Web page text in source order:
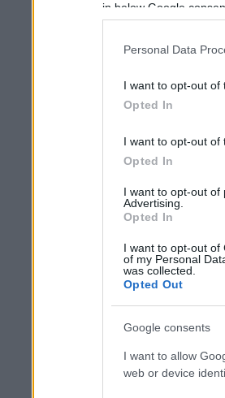
in below Google
Personal Data
I want to opt-out of
Opted In
I want to opt-out of
Opted In
I want to opt-out of
Advertising.
Opted In
I want to opt-out of
of my Personal
was collected.
Opted Out
Google consents
I want to allow
web or device